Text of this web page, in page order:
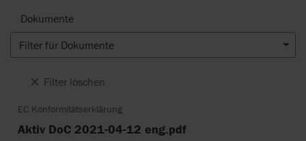
Dokumente
Filter für Dokumente
Filter löschen
EC Konformitätserklärung
Aktiv DoC 2021-04-12 eng.pdf